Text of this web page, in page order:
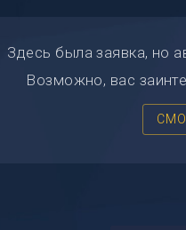
Здесь была заявка, но
Возможно, вас